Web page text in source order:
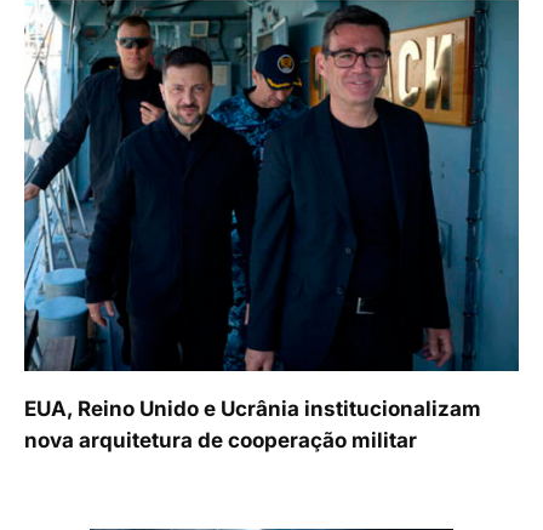
EUA, Reino Unido e Ucrânia institucionalizam
nova arquitetura de cooperação militar